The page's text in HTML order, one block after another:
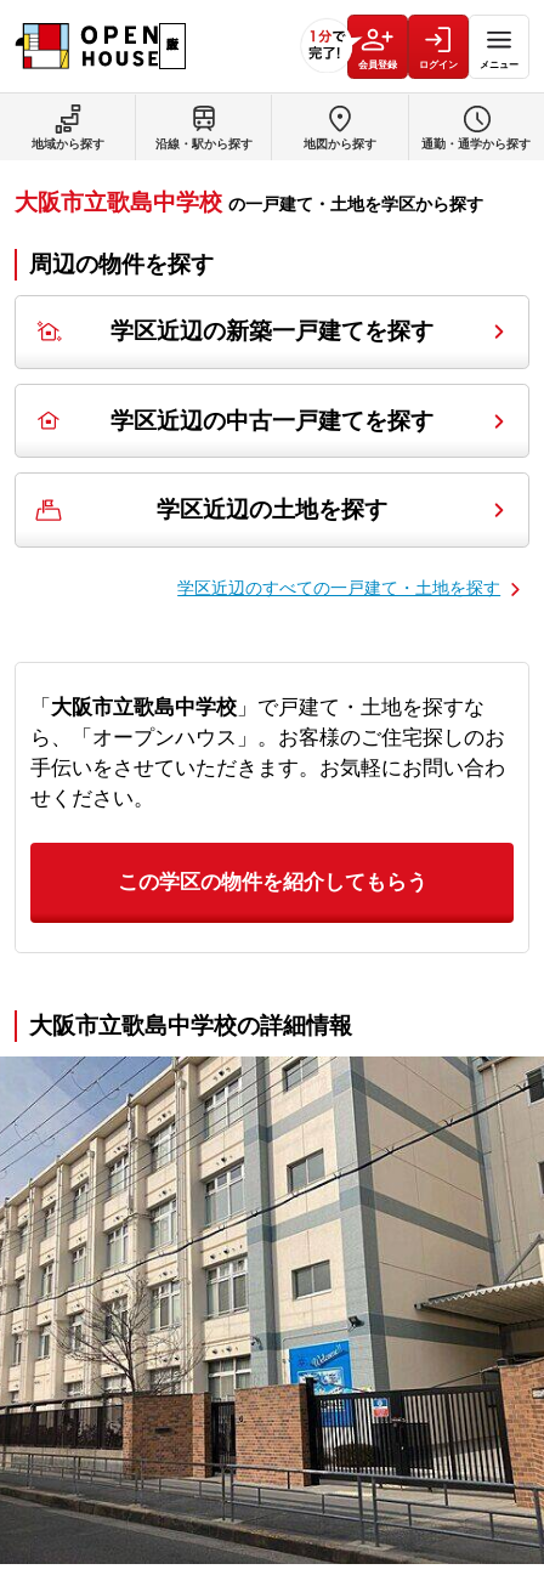
会員登録 ログイン メニュー
地域から探す 沿線・駅から探す 地図から探す 通勤・通学から探す
大阪市立歌島中学校 の一戸建て・土地を学区から探す
周辺の物件を探す
学区近辺の新築一戸建てを探す
学区近辺の中古一戸建てを探す
学区近辺の土地を探す
学区近辺のすべての一戸建て・土地を探す
「 大阪市立歌島中学校」で戸建て・土地を探すな
ら、「オープンハウス」。お客様のご住宅探しのお
手伝いをさせていただきます。お気軽にお問い合わ
せください。
この学区の物件を紹介してもらう
大阪市立歌島中学校の詳細情報